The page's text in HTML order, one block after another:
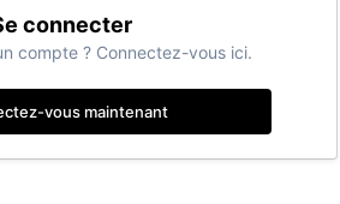
connecter
compte ? Connectez-vous ici.
vous maintenant